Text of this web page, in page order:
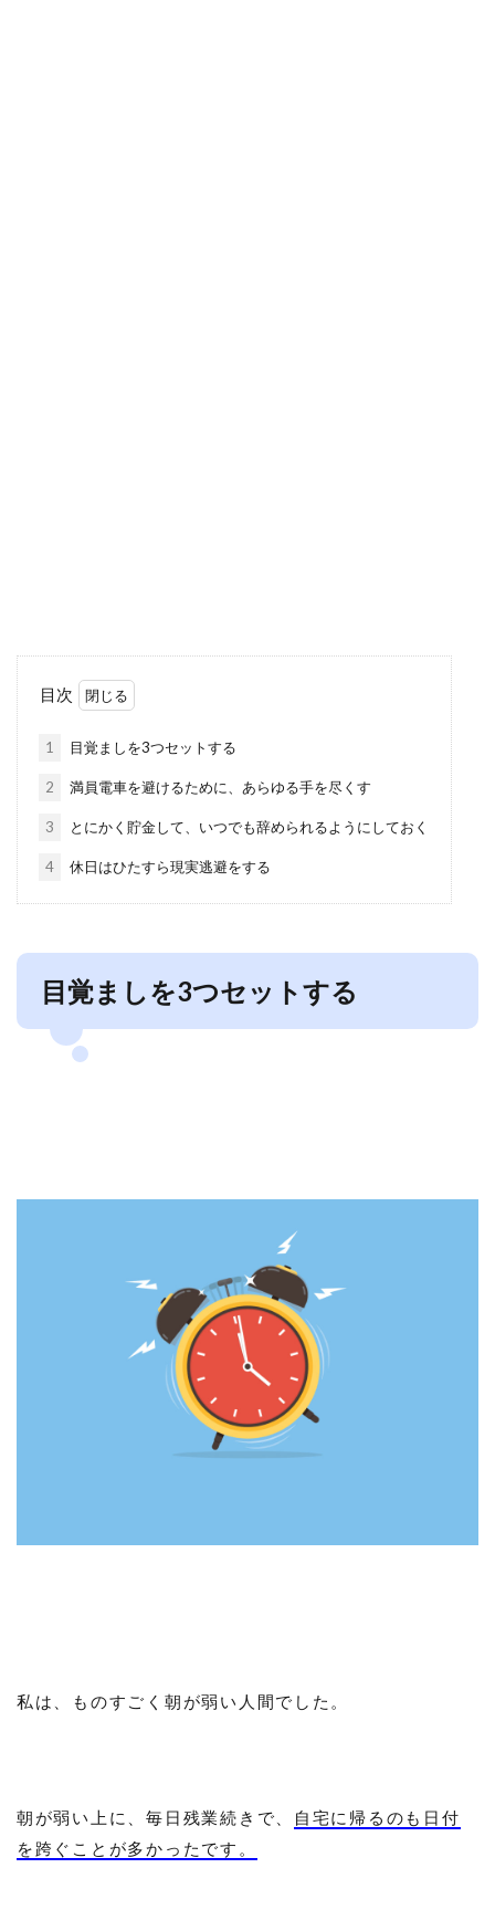
目次
1 目覚ましを3つセットする
2 満員電車を避けるために、あらゆる手を尽くす
3 とにかく貯金して、いつでも辞められるようにしておく
4 休日はひたすら現実逃避をする
目覚ましを3つセットする
私は、ものすごく朝が弱い人間でした。
朝が弱い上に、毎日残業続きで、
自宅に帰るのも日付
を跨ぐことが多かったです。